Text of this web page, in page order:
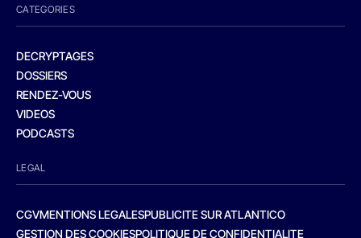
CATEGORIES
DECRYPTAGES
DOSSIERS
RENDEZ-VOUS
VIDEOS
PODCASTS
LEGAL
CGVMENTIONS LEGALESPUBLICITE SUR ATLANTICO
GESTION DES COOKIESPOLITIQUE DE CONFIDENTIALITE